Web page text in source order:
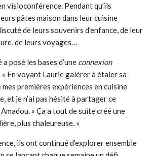
visioconférence. Pendant qu’ils
pâtes maison dans leur cuisine
de leurs souvenirs d’enfance, de leur
de leurs voyages…
posé les bases d’une connexion
En voyant Laurie galérer à étaler sa
mes premières expériences en cuisine
et je n’ai pas hésité à partager ce
« Ça a tout de suite créé une
plus chaleureuse. »
ils ont continué d’explorer ensemble